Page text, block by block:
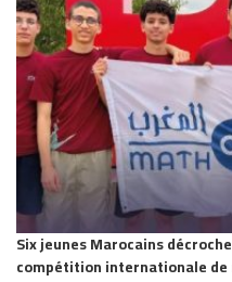
Six jeunes Marocains
compétition internationale